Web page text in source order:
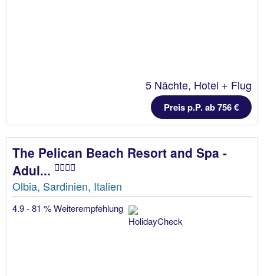
5 Nächte, Hotel + Flug
Preis p.P. ab 756 €
The Pelican Beach Resort and Spa -
Adul...
Olbia, Sardinien, Italien
4.9 - 81 % Weiterempfehlung